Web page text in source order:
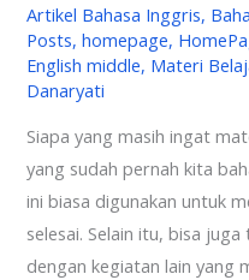
Artikel Bahasa Inggris,
Posts,homepage,
English middle, Materi
Danaryati
Siapa yang masih ingat
yang sudah pernah kita
ini biasa digunakan untuk
selesai. Selain itu, bisa
dengan kegiatan lain yang